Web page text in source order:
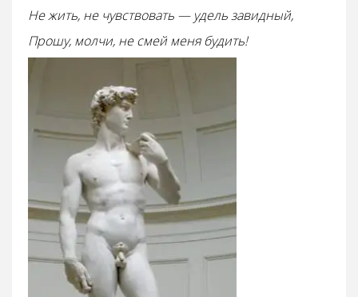
Не жить, не чувствовать — удель завидный,
Прошу, молчи, не смей меня будить!